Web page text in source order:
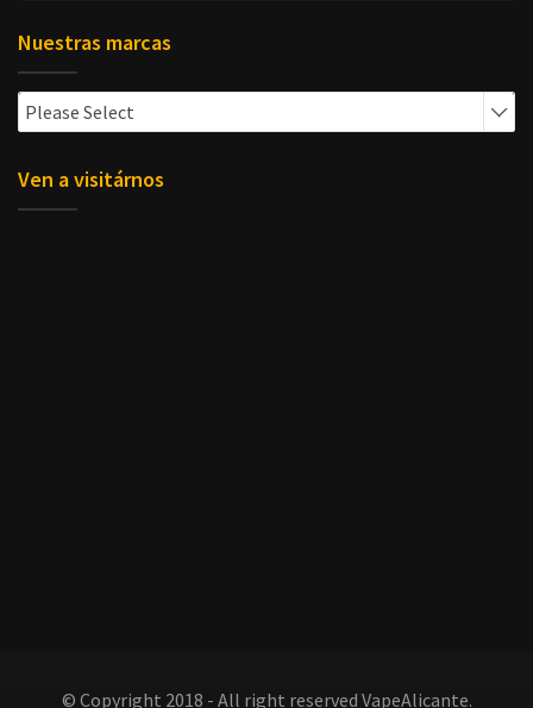
Nuestras marcas
Please Select
Ven a visitárnos
© Copyright 2018 - All right reserved VapeAlicante.